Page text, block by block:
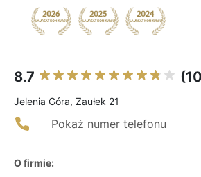
8.7
Jelenia Góra, Zaułek 21
Pokaż numer telefonu
O firmie: